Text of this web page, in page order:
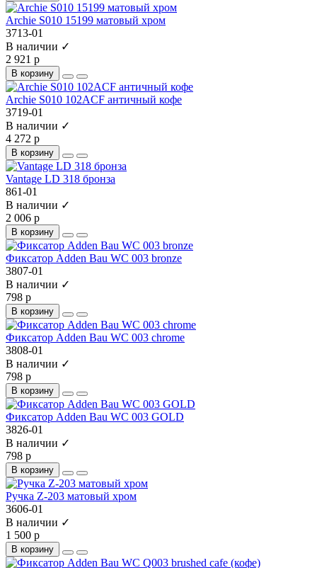
Archie S010 15199 матовый хром
3713-01
В наличии ✓
2 921 р
В корзину
Archie S010 102ACF античный кофе
3719-01
В наличии ✓
4 272 р
В корзину
Vantage LD 318 бронза
861-01
В наличии ✓
2 006 р
В корзину
Фиксатор Adden Bau WC 003 bronze
3807-01
В наличии ✓
798 р
В корзину
Фиксатор Adden Bau WC 003 chrome
3808-01
В наличии ✓
798 р
В корзину
Фиксатор Adden Bau WC 003 GOLD
3826-01
В наличии ✓
798 р
В корзину
Ручка Z-203 матовый хром
3606-01
В наличии ✓
1 500 р
В корзину